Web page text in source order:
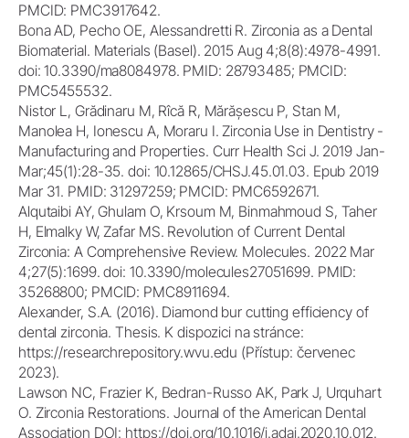
PMCID: PMC3917642.
Bona AD, Pecho OE, Alessandretti R. Zirconia as a Dental
Biomaterial. Materials (Basel). 2015 Aug 4;8(8):4978-4991.
doi: 10.3390/ma8084978. PMID: 28793485; PMCID:
PMC5455532.
Nistor L, Grădinaru M, Rîcă R, Mărășescu P, Stan M,
Manolea H, Ionescu A, Moraru I. Zirconia Use in Dentistry -
Manufacturing and Properties. Curr Health Sci J. 2019 Jan-
Mar;45(1):28-35. doi: 10.12865/CHSJ.45.01.03. Epub 2019
Mar 31. PMID: 31297259; PMCID: PMC6592671.
Alqutaibi AY, Ghulam O, Krsoum M, Binmahmoud S, Taher
H, Elmalky W, Zafar MS. Revolution of Current Dental
Zirconia: A Comprehensive Review. Molecules. 2022 Mar
4;27(5):1699. doi: 10.3390/molecules27051699. PMID:
35268800; PMCID: PMC8911694.
Alexander, S.A. (2016). Diamond bur cutting efficiency of
dental zirconia. Thesis. K dispozici na stránce:
https://researchrepository.wvu.edu (Přístup: červenec
2023).
Lawson NC, Frazier K, Bedran-Russo AK, Park J, Urquhart
O. Zirconia Restorations. Journal of the American Dental
Association DOI: https://doi.org/10.1016/j.adaj.2020.10.012.